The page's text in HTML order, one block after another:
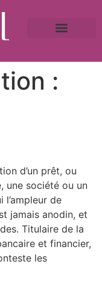
:
d’un prêt, ou
une société ou un
l’ampleur de
jamais anodin, et
Titulaire de la
et financier,
les